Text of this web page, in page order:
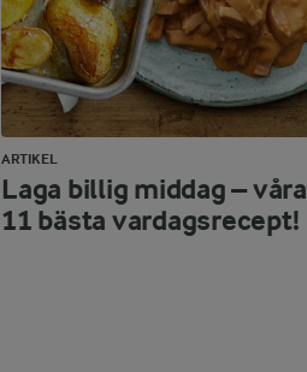
ARTIKEL
Laga billig middag – våra
11 bästa vardagsrecept!